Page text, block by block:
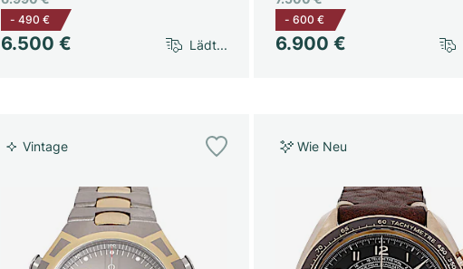
6.500 €
- 490 €
Lädt... 6.900 €
- 600 €
Vintage Wie Neu